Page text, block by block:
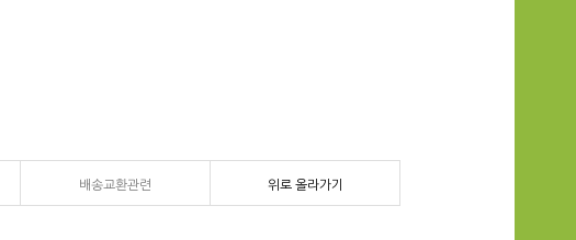
배송교환관련 위로 올라가기